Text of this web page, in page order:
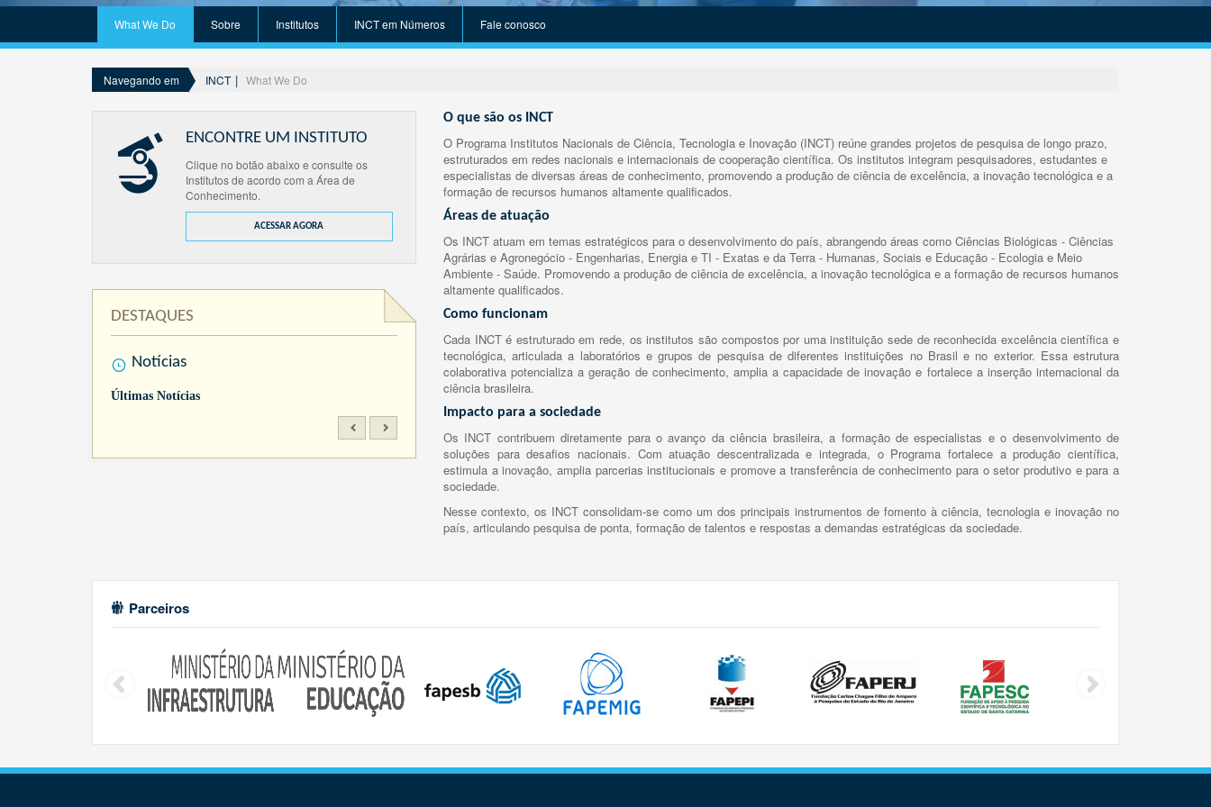
What We Do Sobre Institutos INCT em Números Fale conosco
Navegando em INCT What We Do
ENCONTRE UM INSTITUTO
Clique no botão abaixo e consulte os
Institutos de acordo com a Área de
Conhecimento.
ACESSAR AGORA
DESTAQUES
Notícias
Últimas Notícias
O que são os INCT
O Programa Institutos Nacionais de Ciência, Tecnologia e Inovação (INCT) reúne grandes projetos de pesquisa de longo prazo,
estruturados em redes nacionais e internacionais de cooperação científica. Os institutos integram pesquisadores, estudantes e
especialistas de diversas áreas de conhecimento, promovendo a produção de ciência de excelência, a inovação tecnológica e a
formação de recursos humanos altamente qualificados.
Áreas de atuação
Os INCT atuam em temas estratégicos para o desenvolvimento do país, abrangendo áreas como Ciências Biológicas - Ciências
Agrárias e Agronegócio - Engenharias, Energia e TI - Exatas e da Terra - Humanas, Sociais e Educação - Ecologia e Meio
Ambiente - Saúde. Promovendo a produção de ciência de excelência, a inovação tecnológica e a formação de recursos humanos
altamente qualificados.
Como funcionam
Cada INCT é estruturado em rede, os institutos são compostos por uma instituição sede de reconhecida excelência científica e
tecnológica, articulada a laboratórios e grupos de pesquisa de diferentes instituições no Brasil e no exterior. Essa estrutura
colaborativa potencializa a geração de conhecimento, amplia a capacidade de inovação e fortalece a inserção internacional da
ciência brasileira.
Impacto para a sociedade
Os INCT contribuem diretamente para o avanço da ciência brasileira, a formação de especialistas e o desenvolvimento de
soluções para desafios nacionais. Com atuação descentralizada e integrada, o Programa fortalece a produção científica,
estimula a inovação, amplia parcerias institucionais e promove a transferência de conhecimento para o setor produtivo e para a
sociedade.
Nesse contexto, os INCT consolidam-se como um dos principais instrumentos de fomento à ciência, tecnologia e inovação no
país, articulando pesquisa de ponta, formação de talentos e respostas a demandas estratégicas da sociedade.
Parceiros